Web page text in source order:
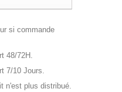
si commande
48/72H.
7/10 Jours.
n'est plus distribué.